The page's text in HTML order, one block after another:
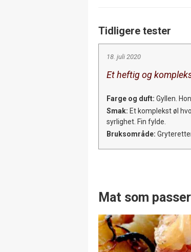
Tidligere tester
18. juli 2020
Et heftig og
Farge og duft: Gyllen.
Smak: Et komplekst øl
syrlighet. Fin fylde.
Bruksområde:
Mat som passer